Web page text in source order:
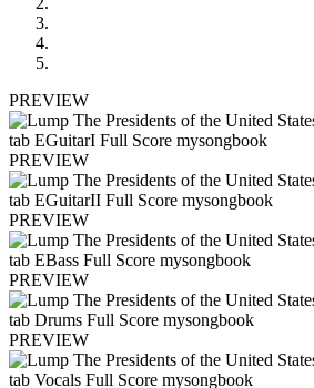
PREVIEW
PREVIEW
PREVIEW
PREVIEW
PREVIEW